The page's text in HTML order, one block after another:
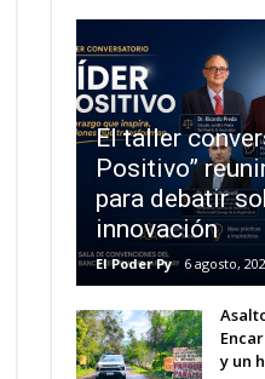
El taller
Positivo”
para debatir
innovación
El Poder Py 6 agosto,
y un